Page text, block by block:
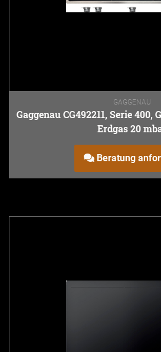
GAGGENAU
Gaggenau CG492211, Serie 400,
Erdgas 20
Beratung